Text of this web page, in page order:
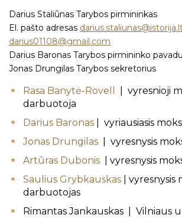
Darius Staliūnas Tarybos pirmininkas
El. pašto adresas darius.staliunas@
darius01108@gmail.com
Darius Baronas Tarybos pirmininko
Jonas Drungilas Tarybos sekretorius
Rasa Banytė-Rovell
| vyresnioji
darbuotoja
Darius Baronas | vyriausiasis
Jonas Drungilas | vyresnysis
Artūras Dubonis | vyresnysis
Saulius Grybkauskas | vyresnysis
darbuotojas
Rimantas Jankauskas | Vilniaus